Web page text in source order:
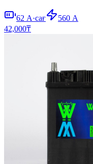
62 А·сағ 560 А
42,000₸